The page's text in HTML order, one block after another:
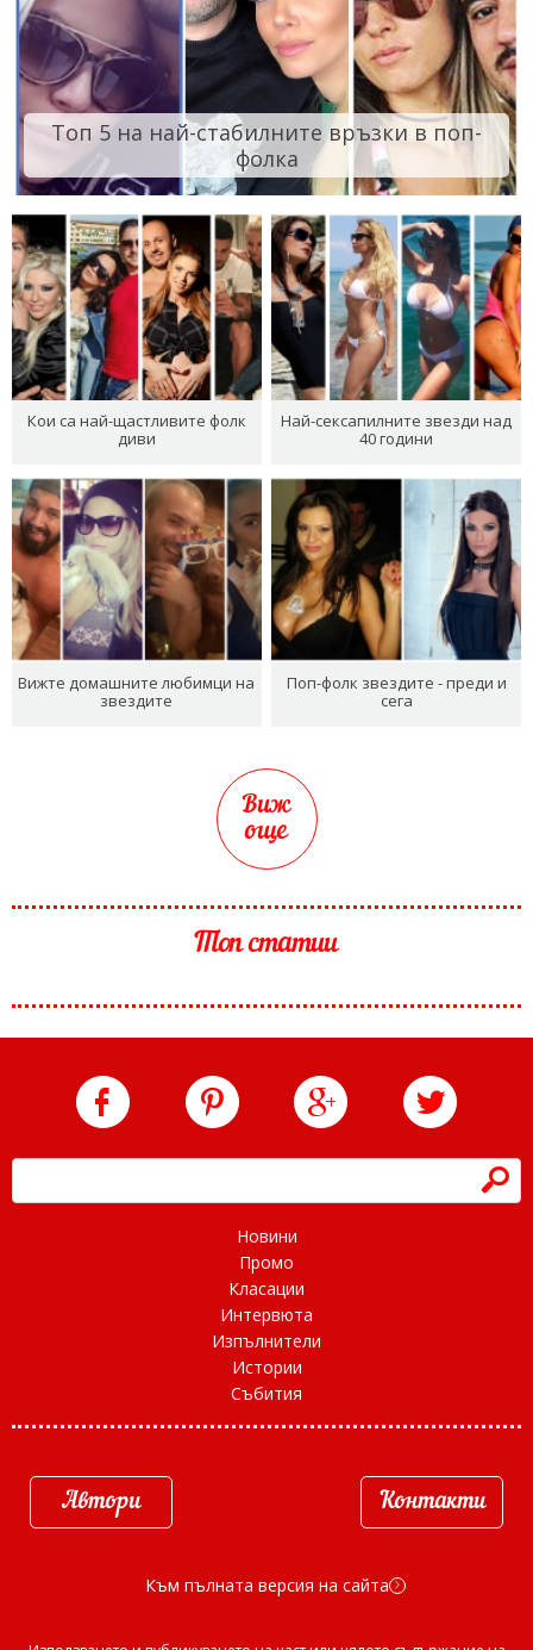
Топ 5 на най-стабилните връзки в поп-
фолка
Кои са най-щастливите фолк
диви
Най-сексапилните звезди над
40 години
Вижте домашните любимци на
звездите
Поп-фолк звездите - преди и
сега
Виж
още
Топ статии
h
Новини
Промо
Класации
Интервюта
Изпълнители
Истории
Събития
Автори Контакти
Към пълната версия на сайта d